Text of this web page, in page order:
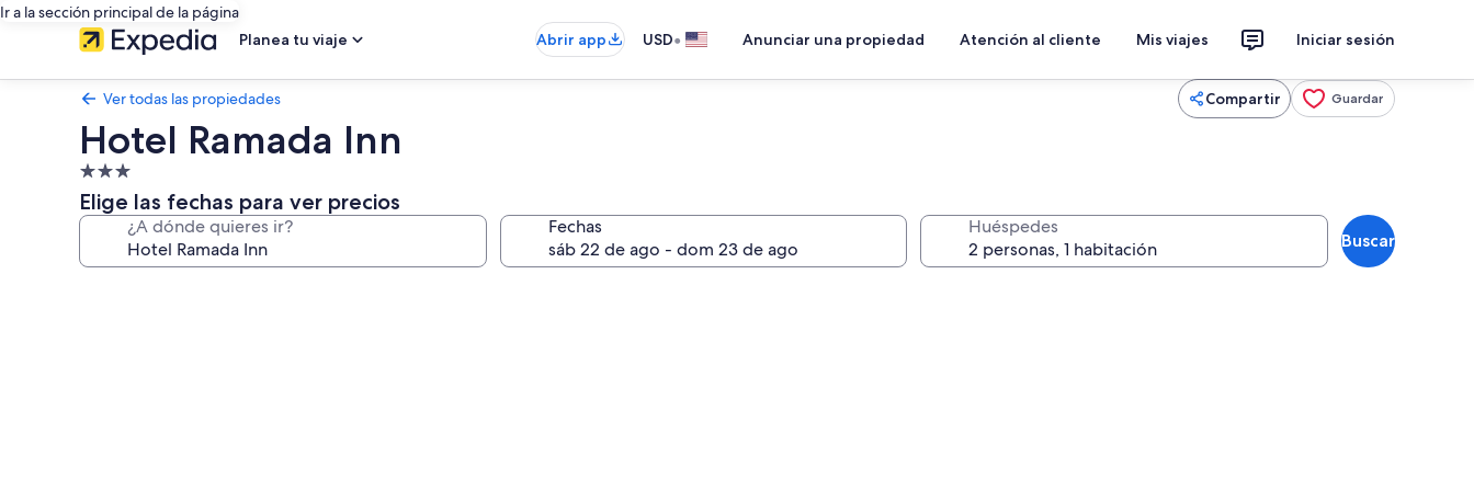
Ir a la sección principal de la página
Planea tu viaje
Abrir app USD• Anunciar una propiedad Atención al cliente Mis viajes Iniciar sesión
Ver todas las propiedades Compartir Guardar
Hotel Ramada Inn
Propiedad
de
3.0
estrellas
Elige las fechas para ver precios
¿A dónde quieres ir? Fechas Huéspedes
Buscar